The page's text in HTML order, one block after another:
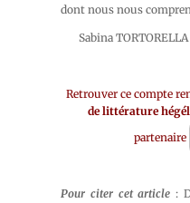
dont nous nous
Sabina
Retrouver ce compte
de littérature
partenaire
Pour citer cet article :